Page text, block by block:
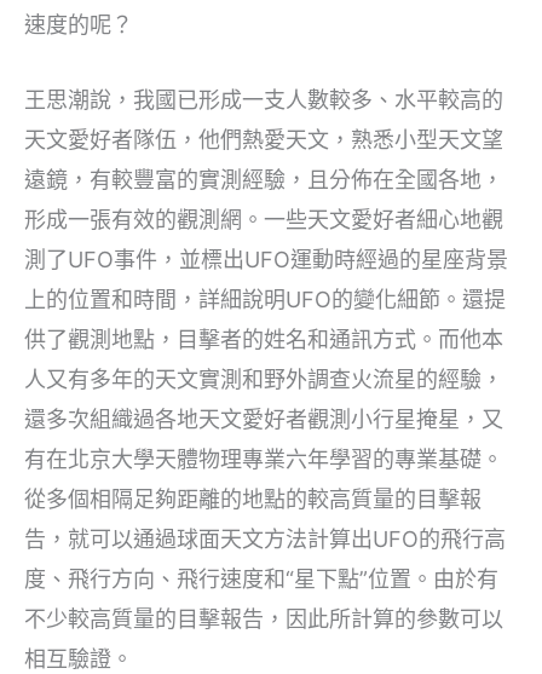
速度的呢？
王思潮說，我國已形成一支人數較多、水平較高的
天文愛好者隊伍，他們熱愛天文，熟悉小型天文望
遠鏡，有較豐富的實測經驗，且分佈在全國各地，
形成一張有效的觀測網。一些天文愛好者細心地觀
測了UFO事件，並標出UFO運動時經過的星座背景
上的位置和時間，詳細說明UFO的變化細節。還提
供了觀測地點，目擊者的姓名和通訊方式。而他本
人又有多年的天文實測和野外調查火流星的經驗，
還多次組織過各地天文愛好者觀測小行星掩星，又
有在北京大學天體物理專業六年學習的專業基礎。
從多個相隔足夠距離的地點的較高質量的目擊報
告，就可以通過球面天文方法計算出UFO的飛行高
度、飛行方向、飛行速度和“星下點”位置。由於有
不少較高質量的目擊報告，因此所計算的參數可以
相互驗證。